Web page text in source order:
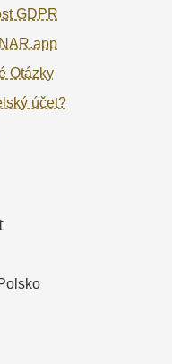
GDPR
Otázky
účet?